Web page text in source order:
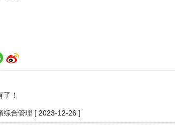
了！
综合管理 [ 2023-12-26 ]